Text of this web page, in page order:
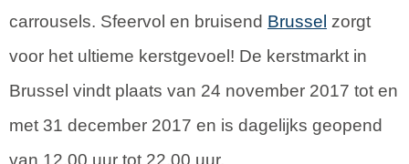
carrousels. Sfeervol en bruisend Brussel zorgt
voor het ultieme kerstgevoel! De kerstmarkt in
Brussel vindt plaats van 24 november 2017 tot en
met 31 december 2017 en is dagelijks geopend
van 12.00 uur tot 22.00 uur.